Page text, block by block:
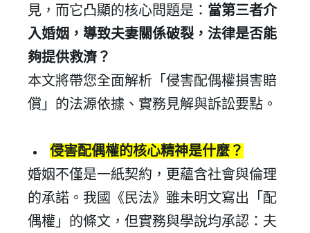
見，而它凸顯的核心問題是： 當第三者介
入婚姻，導致夫妻關係破裂，法律是否能
夠提供救濟？
本文將帶您全面解析「侵害配偶權損害賠
償」的法源依據、實務見解與訴訟要點。
侵害配偶權的核心精神是什麼？
婚姻不僅是一紙契約，更蘊含社會與倫理
的承諾。我國《民法》雖未明文寫出「配
偶權」的條文，但實務與學說均承認：夫